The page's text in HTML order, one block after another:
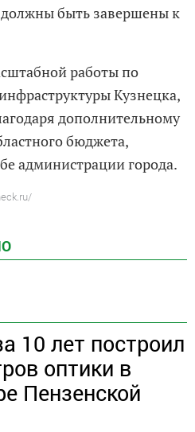
быть завершены к
работы по
Кузнецка,
дополнительному
бюджета,
администрации города.
10 лет построил
оптики в
Пензенской